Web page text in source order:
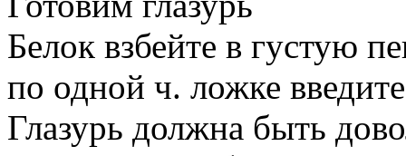
Белок взбейте в густую
по одной ч. ложке
Глазурь должна быть